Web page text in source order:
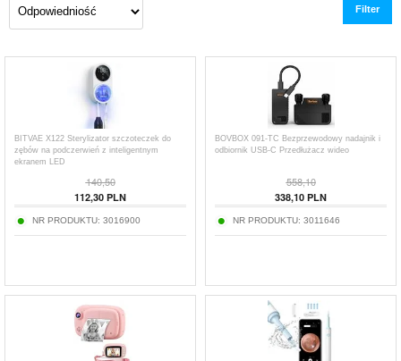
Filter
BITVAE X122 Sterylizator szczoteczek do
zębów na podczerwień z inteligentnym
ekranem LED
140,50
112,30 PLN
NR PRODUKTU: 3016900
BOVBOX 091-TC Bezprzewodowy nadajnik i
odbiornik USB-C Przedłużacz wideo
558,10
338,10 PLN
NR PRODUKTU: 3011646